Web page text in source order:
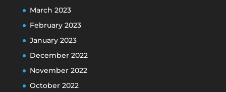
March 2023
February 2023
January 2023
December 2022
November 2022
October 2022